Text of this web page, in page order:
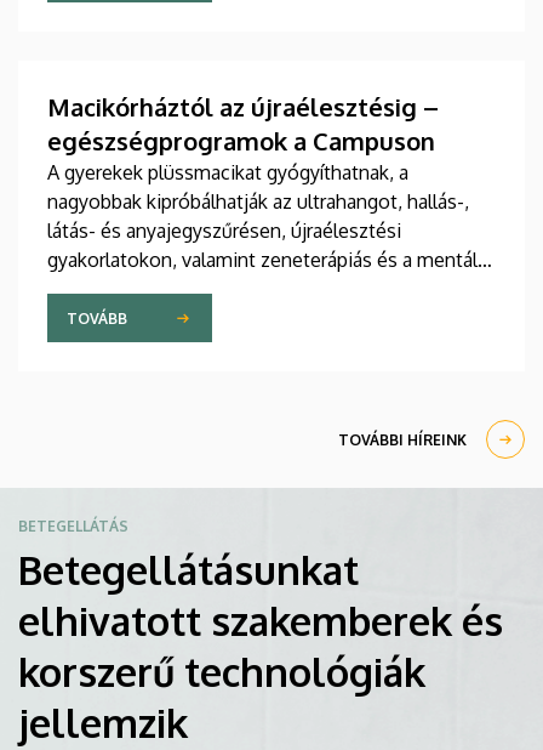
jelent meg tanulmány a világ egyik legrangosabb
szerzője a Debreceni Egyetem egyetemi tanára.
Macikórháztól az újraélesztésig –
egészségprogramok a Campuson
A gyerekek plüssmacikat gyógyíthatnak, a
nagyobbak kipróbálhatják az ultrahangot, hallás-,
látás- és anyajegyszűrésen, újraélesztési
gyakorlatokon, valamint zeneterápiás és a mentális
egészséget támogató prevenciós foglalkozásokon
is részt vehetnek a július 22-én kezdődő Campus
Fesztiválon. A Debreceni Egyetem Klinikai
Egyetem téren felállított faházaknál, illetve a
Központban.
TOVÁBB
TOVÁBBI HÍREINK
BETEGELLÁTÁS
Betegellátásunkat
elhivatott szakemberek és
korszerű technológiák
jellemzik